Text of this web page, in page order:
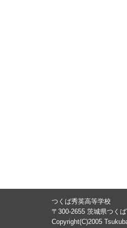
つくば秀英高等学校
〒300-2655 茨城県つく
Copyright(C)2005